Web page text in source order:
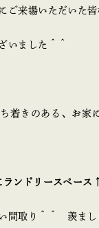
ご来場いただいた皆
いました＾＾
着きのある、お家
ランドリースペース↑
間取り＾＾ 羨まし